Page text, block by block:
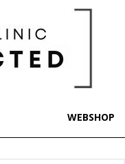
WEBSHOP